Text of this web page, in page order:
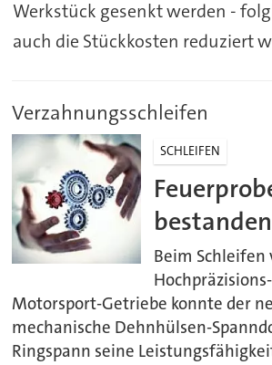
Werkstück gesenkt werden -
auch die Stückkosten reduziert
Verzahnungsschleifen
SCHLEIFEN
bestanden
Beim Schleifen
Motorsport-Getriebe konnte der
mechanische Dehnhülsen-
Ringspann seine